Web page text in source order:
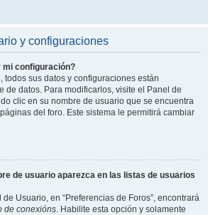
y configuraciones
mi configuración?
todos sus datos y configuraciones están
de datos. Para modificarlos, visite el Panel de
clic en su nombre de usuario que se encuentra
del foro. Este sistema le permitirá cambiar
de usuario aparezca en las listas de usuarios
Usuario, en “Preferencias de Foros”, encontrará
de conexións. Habilite esta opción y solamente